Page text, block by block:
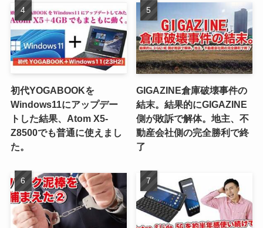
初代YOGABOOKを
Windows11にアップデー
トした結果、Atom X5-
Z8500でも普通に使えまし
た。
GIGAZINE倉庫破壊事件の
結末。結果的にGIGAZINE
側が敗訴で解体。地主、不
動産会社側の完全勝利で終
了